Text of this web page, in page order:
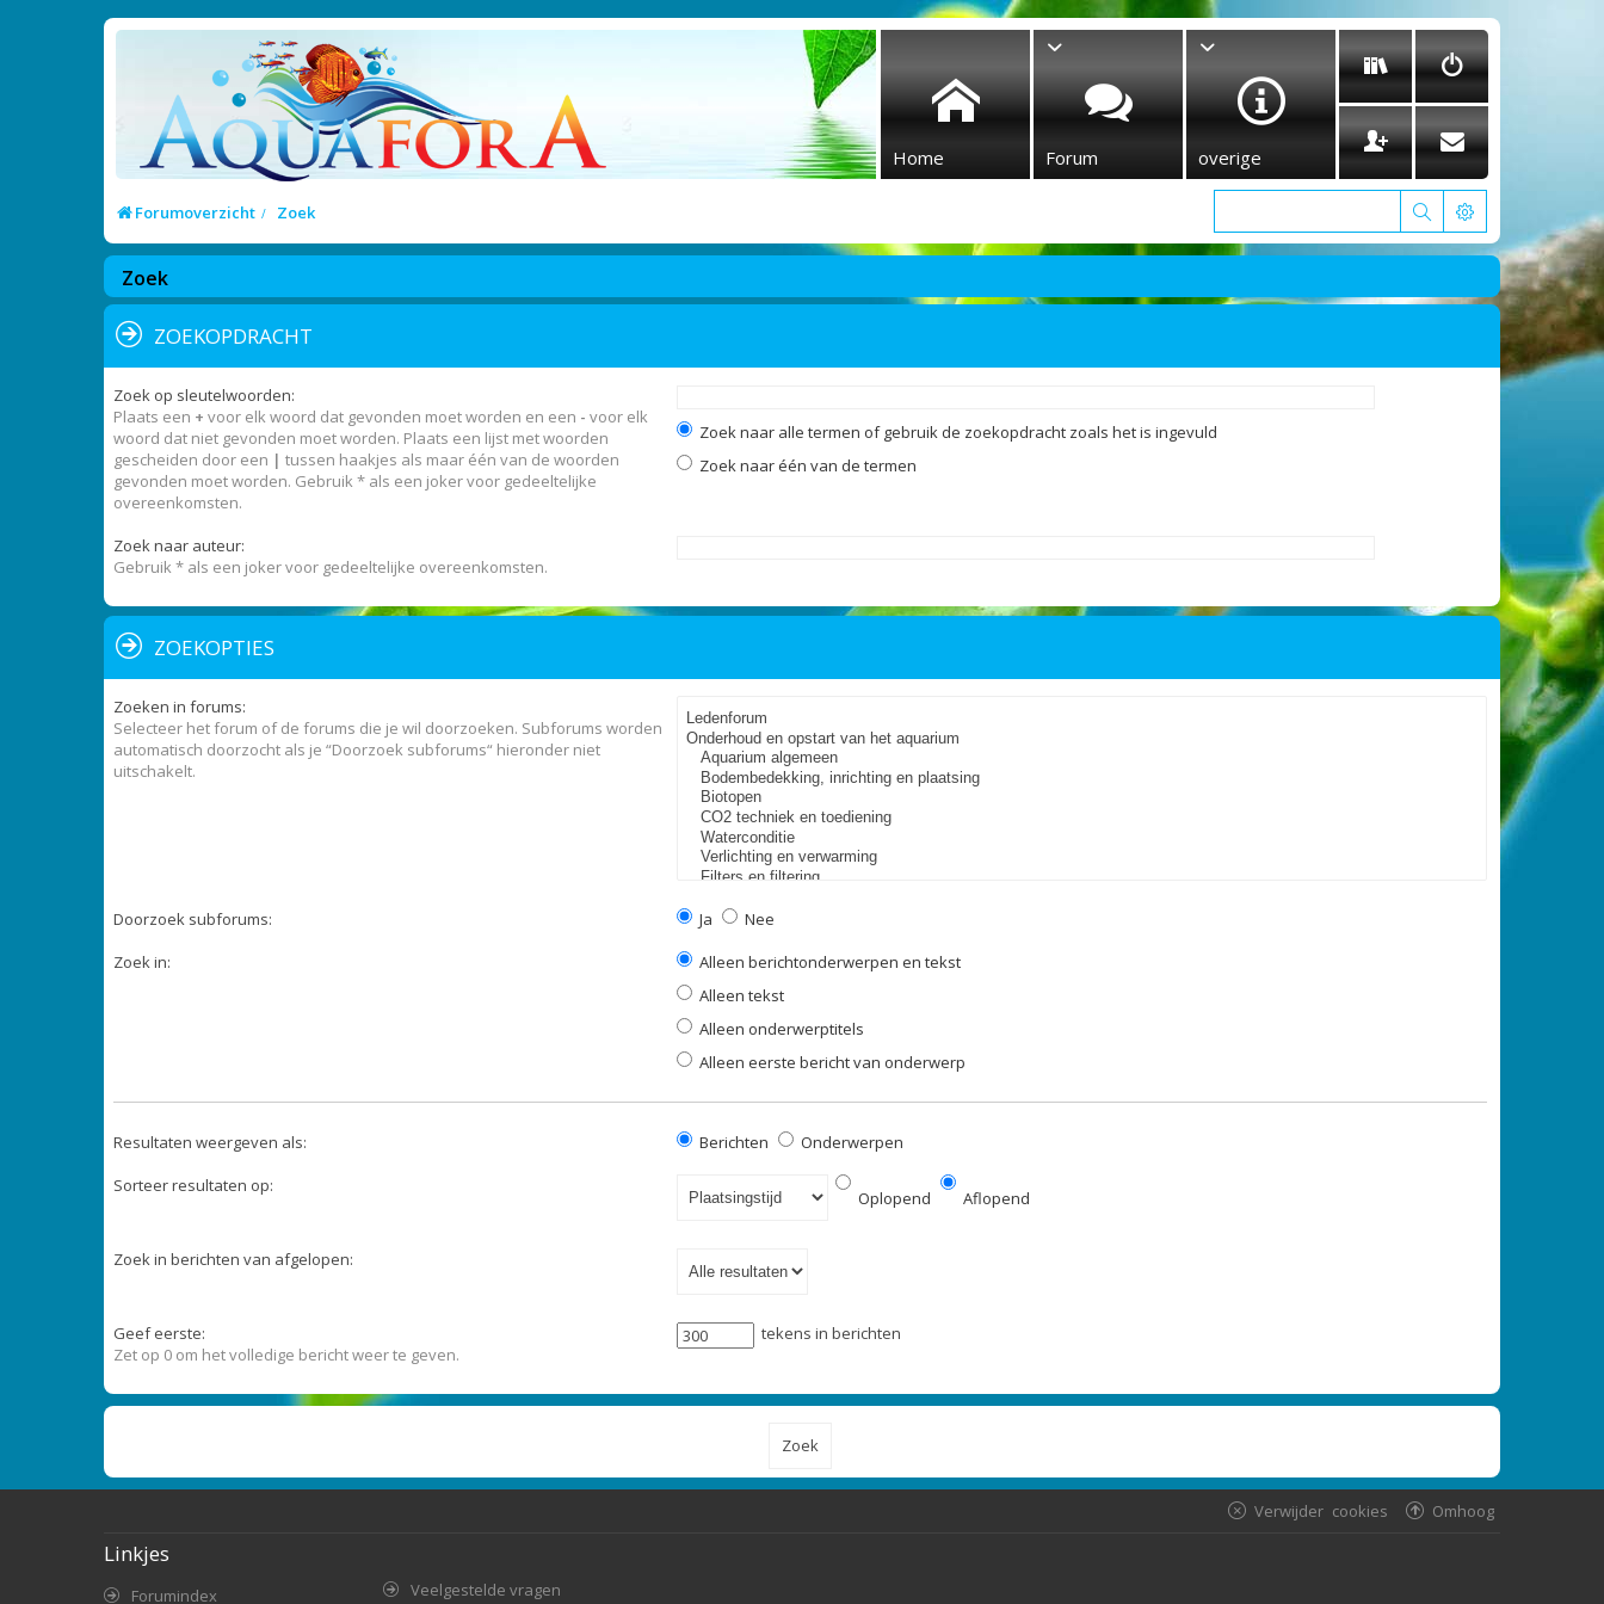
Home Forum overige
Forumoverzicht Zoek
Zoek
ZOEKOPDRACHT
Zoek op sleutelwoorden:
Plaats een + voor elk woord dat gevonden moet worden en een - voor elk
woord dat niet gevonden moet worden. Plaats een lijst met woorden
gescheiden door een | tussen haakjes als maar één van de woorden
gevonden moet worden. Gebruik * als een joker voor gedeeltelijke
overeenkomsten.
Zoek naar alle termen of gebruik de zoekopdracht zoals het is ingevuld
Zoek naar één van de termen
Zoek naar auteur:
Gebruik * als een joker voor gedeeltelijke overeenkomsten.
ZOEKOPTIES
Zoeken in forums:
Selecteer het forum of de forums die je wil doorzoeken. Subforums worden
automatisch doorzocht als je “Doorzoek subforums“ hieronder niet
uitschakelt.
Doorzoek subforums: Ja
Nee
Zoek in:
Alleen berichtonderwerpen en tekst
Alleen tekst
Alleen onderwerptitels
Alleen eerste bericht van onderwerp
Resultaten weergeven als: Berichten
Onderwerpen
Sorteer resultaten op:
Oplopend Aflopend
Zoek in berichten van afgelopen:
Geef eerste:
Zet op 0 om het volledige bericht weer te geven.
tekens in berichten
Omhoog
Verwijder cookies
Linkjes
Forumindex Veelgestelde vragen